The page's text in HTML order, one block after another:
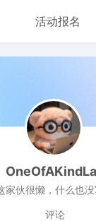
活动报名
家伙很懒，什么也没
评论